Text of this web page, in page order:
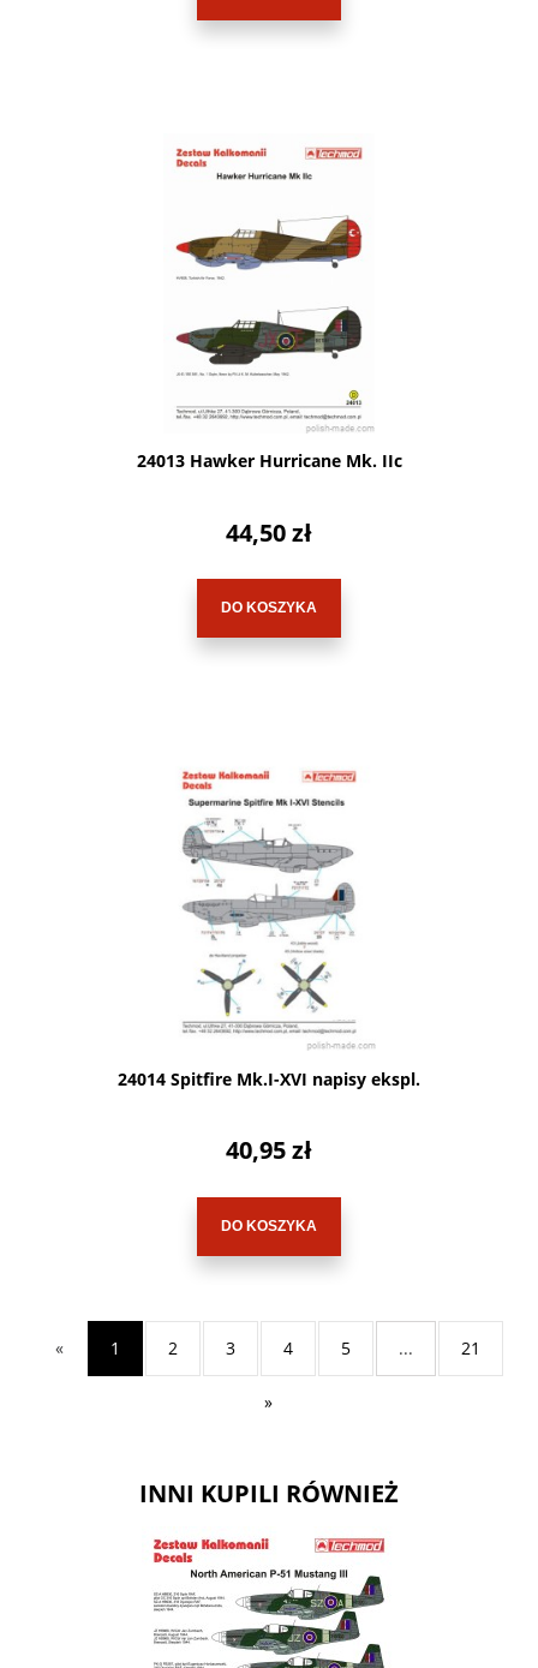
24013 Hawker Hurricane Mk. IIc
44,50 zł
DO KOSZYKA
24014 Spitfire Mk.I-XVI napisy ekspl.
40,95 zł
DO KOSZYKA
« 1 2 3 4 5 ... 21
»
INNI KUPILI RÓWNIEŻ